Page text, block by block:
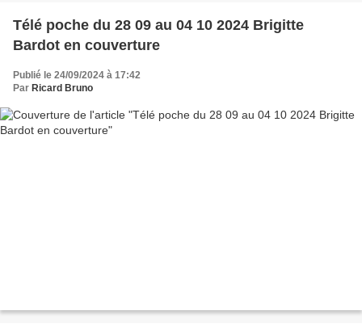
Télé poche du 28 09 au 04 10 2024 Brigitte
Bardot en couverture
Publié le 24/09/2024 à 17:42
Par Ricard Bruno